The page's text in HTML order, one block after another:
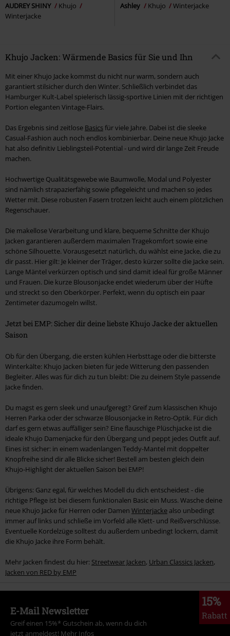
AUDREY SHINY
Khujo
Winterjacke
Ashley Khujo Winterjacke
Khujo Jacken: Wärmende Basics für Sie und Ihn
Mit einer Khujo Jacke kommst du nicht nur warm, sondern auch
garantiert stilsicher durch den Winter. Schließlich verbindet das
Hamburger Kult-Label spielerisch lässig-sportive Linien mit der richtigen
Portion eleganten Vintage-Flairs.
Das Ergebnis sind zeitlose Basicsfür viele Jahre. Dabei ist die sleeke
Casual-Fashion auch noch endlos kombinierbar. Deine neue Khujo Jacke
hat also definitiv Lieblingsteil-Potential - und wird dir lange Zeit Freude
machen.
Hochwertige Qualitätsgewebe wie Baumwolle, Modal und Polyester
sind nämlich strapazierfähig sowie pflegeleicht und machen so jedes
Wetter mit. Diese robusten Fasern trotzen leicht auch einem plötzlichen
Regenschauer.
Die makellose Verarbeitung und klare, bequeme Schnitte der Khujo
Jacken garantieren außerdem maximalen Tragekomfort sowie eine
schöne Silhouette. Vorausgesetzt natürlich, du wählst eine Jacke, die zu
dir passt. Hier gilt: Je kleiner der Träger, desto kürzer sollte die Jacke sein.
Lange Mäntel verkürzen optisch und sind damit ideal für große Männer
und Frauen. Die kurze Blousonjacke endet wiederum über der Hüfte
und streckt so den Oberkörper. Perfekt, wenn du optisch ein paar
Zentimeter dazumogeln willst.
Jetzt bei EMP: Sicher dir deine liebste Khujo Jacke der aktuellen
Saison
Ob für den Übergang, die ersten kühlen Herbsttage oder die bitterste
Winterkälte: Khujo Jacken bieten für jede Witterung den passenden
Begleiter. Alles was für dich zu tun bleibt: Die zu deinem Style passende
Jacke finden.
Du magst es gern sleek und unaufgeregt? Greif zum klassischen Khujo
Herren Parka oder der schwarze Blousonjacke in Retro-Optik. Für dich
darf es gern etwas auffälliger sein? Eine flauschige Plüschjacke ist die
ideale Khujo Damenjacke für den Übergang und peppt jedes Outfit auf.
Eines ist sicher: in einem wadenlangen Teddy-Mantel mit doppelter
Knopfreihe sind dir alle Blicke sicher! Bestell am besten gleich dein
Khujo-Highlight der aktuellen Saison bei EMP!
Übrigens: Ganz egal, für welches Modell du dich entscheidest - die
richtige Pflege ist bei diesem funktionalen Basic ein Muss. Wasche deine
neue Khujo Jacke für Herren oder Damen Winterjacke also unbedingt
immer auf links und schließe im Vorfeld alle Klett- und Reißverschlüsse.
Eventuelle Kordelzüge solltest du außerdem unbedingt lockern, damit
die Khujo Jacke ihre Form behält.
Mehr Jacken findest du hier: Streetwear Jacken, Urban Classics Jacken,
Jacken von RED by EMP
15%
Rabatt
E-Mail Newsletter
Greif einen 15%* Gutschein ab, wenn du dich
jetzt anmeldest! Mehr Infos